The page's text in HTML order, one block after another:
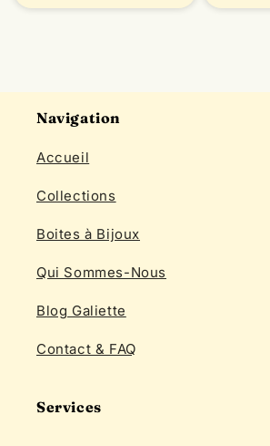
Navigation
Accueil
Collections
Boites à Bijoux
Qui Sommes-Nous
Blog Galiette
Contact & FAQ
Services